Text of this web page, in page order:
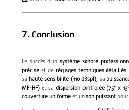
7. Conclusion
Le succès d’unsystème sonore
préciseet de réglages techniques détaillés
sahaute sensibilité (110 dBspl), sa
MF-HF)et sa dispersion contrôlée (75° x
couverture uniformeet unson puissantpour